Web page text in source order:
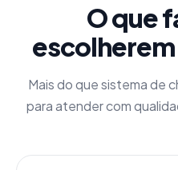
O que
Mais do que sistema de
para atender com